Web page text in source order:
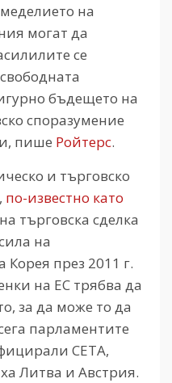
на
могат да
се
бъдещето на
споразумение
пише Ройтерс.
и търговско
по-известно като
търговска сделка
на
през 2011 г.
на ЕС трябва да
за да може то да
парламентите
СЕТА,
Литва и Австрия.